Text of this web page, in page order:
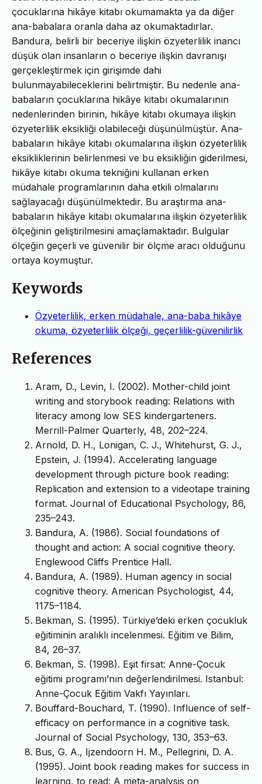
çocuklarına hikâye kitabı okumamakta ya da diğer
ana-babalara oranla daha az okumaktadırlar.
Bandura, belirli bir beceriye ilişkin özyeterlilik inancı
düşük olan insanların o beceriye ilişkin davranışı
gerçekleştirmek için girişimde dahi
bulunmayabileceklerini belirtmiştir. Bu nedenle ana-
babaların çocuklarına hikâye kitabı okumalarının
nedenlerinden birinin, hikâye kitabı okumaya ilişkin
özyeterlilik eksikliği olabileceği düşünülmüştür. Ana-
babaların hikâye kitabı okumalarına ilişkin özyeterlilik
eksikliklerinin belirlenmesi ve bu eksikliğin giderilmesi,
hikâye kitabı okuma tekniğini kullanan erken
müdahale programlarının daha etkili olmalarını
sağlayacağı düşünülmektedir. Bu araştırma ana-
babaların hikâye kitabı okumalarına ilişkin özyeterlilik
ölçeğinin geliştirilmesini amaçlamaktadır. Bulgular
ölçeğin geçerli ve güvenilir bir ölçme aracı olduğunu
ortaya koymuştur.
Keywords
Özyeterlilik, erken müdahale, ana-baba hikâye
okuma, özyeterlilik ölçeği, geçerlilik-güvenilirlik
References
Aram, D., Levin, I. (2002). Mother-child joint
writing and storybook reading: Relations with
literacy among low SES kindergarteners.
Merrill-Palmer Quarterly, 48, 202–224.
Arnold, D. H., Lonigan, C. J., Whitehurst, G. J.,
Epstein, J. (1994). Accelerating language
development through picture book reading:
Replication and extension to a videotape training
format. Journal of Educational Psychology, 86,
235–243.
Bandura, A. (1986). Social foundations of
thought and action: A social cognitive theory.
Englewood Cliffs Prentice Hall.
Bandura, A. (1989). Human agency in social
cognitive theory. American Psychologist, 44,
1175–1184.
Bekman, S. (1995). Türkiye’deki erken çocukluk
eğitiminin aralıklı incelenmesi. Eğitim ve Bilim,
84, 26–37.
Bekman, S. (1998). Eşit firsat: Anne-Çocuk
eğitimi programı’nın değerlendirilmesi. Istanbul:
Anne-Çocuk Eğitim Vakfı Yayınları.
Bouffard-Bouchard, T. (1990). Influence of self-
efficacy on performance in a cognitive task.
Journal of Social Psychology, 130, 353–63.
Bus, G. A., Ijzendoorn H. M., Pellegrini, D. A.
(1995). Joint book reading makes for success in
learning, to read: A meta-analysis on